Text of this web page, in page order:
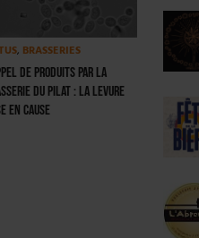
, BRASSERIES
de produits par la
du Pilat : la levure
en cause